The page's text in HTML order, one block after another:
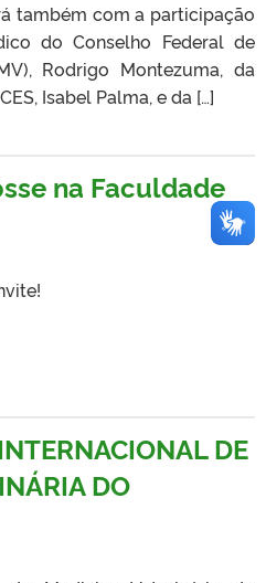
também com a participação
do Conselho Federal de
Rodrigo Montezuma, da
Isabel Palma, e da […]
na Faculdade
DE
DO